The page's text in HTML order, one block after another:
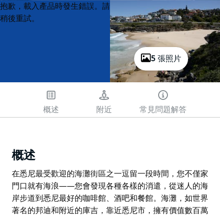
5 張照片
Product
List
Product
List
抱歉，載入產品時發生錯誤。請
稍後重試。
概述 附近 常見問題解答
概述
在悉尼最受歡迎的海灘街區之一逗留一段時間，您不僅家
門口就有海浪——您會發現各種各樣的消遣，從迷人的海
岸步道到悉尼最好的咖啡館、酒吧和餐館。海灘，如世界
著名的邦迪和附近的庫吉，靠近悉尼市，擁有價值數百萬